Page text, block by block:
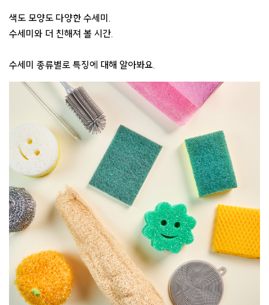
색도 모양도 다양한 수세미.
수세미와 더 친해져 볼 시간.
수세미 종류별로 특징에 대해 알아봐요.